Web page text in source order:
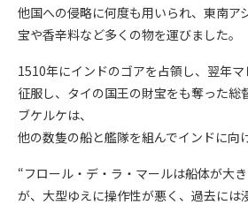
他国への侵略に何度も用いられ、東南ア
宝や香辛料など多くの物を運びました。
1510年にインドのゴアを占領し、翌年
征服し、タイの国王の財宝をも奪った総
ブケルケは、
他の数隻の船と艦隊を組んでインドに向
“フロール・デ・ラ・マールは船体が大
が、大型ゆえに操作性が悪く、過去には